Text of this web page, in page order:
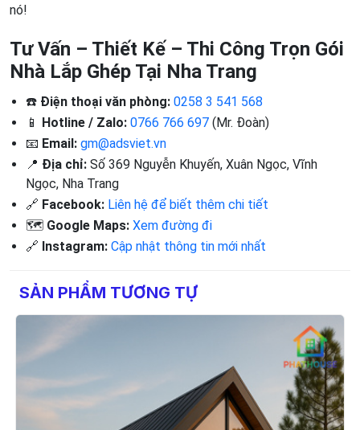
nó!
Tư Vấn – Thiết Kế – Thi Công Trọn Gói
Nhà Lắp Ghép Tại Nha Trang
☎️ Điện thoại văn phòng: 0258 3 541 568
📱 Hotline / Zalo: 0766 766 697 (Mr. Đoàn)
📧 Email: gm@adsviet.vn
📍 Địa chỉ: Số 369 Nguyễn Khuyến, Xuân Ngọc, Vĩnh
Ngọc, Nha Trang
🔗 Facebook: Liên hệ để biết thêm chi tiết
🗺️ Google Maps: Xem đường đi
🔗 Instagram: Cập nhật thông tin mới nhất
SẢN PHẨM TƯƠNG TỰ